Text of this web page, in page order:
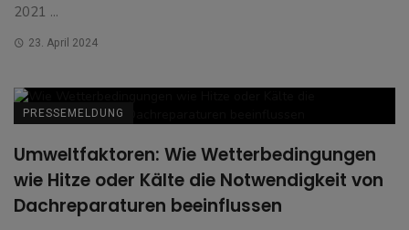
2021 ...
23. April 2024
PRESSEMELDUNG
Umweltfaktoren: Wie Wetterbedingungen
wie Hitze oder Kälte die Notwendigkeit von
Dachreparaturen beeinflussen